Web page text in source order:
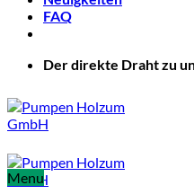
FAQ
Der direkte Draht zu
Menu